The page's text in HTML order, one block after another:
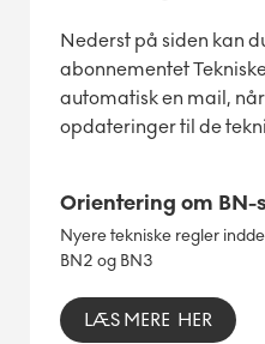
Nederst på siden kan
abonnementet
automatisk en mail,
opdateringer til de
Orientering om BN-
Nyere tekniske regler
BN2 og BN3
LÆS MERE HER